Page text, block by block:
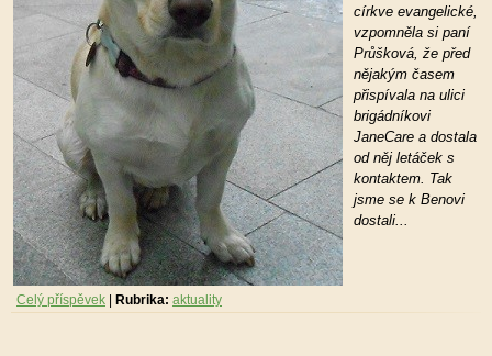
církve evangelické,
vzpomněla si paní
Průšková, že před
nějakým časem
přispívala na ulici
brigádníkovi
JaneCare a dostala
od něj letáček s
kontaktem. Tak
jsme se k Benovi
dostali...
Celý příspěvek Rubrika: aktuality